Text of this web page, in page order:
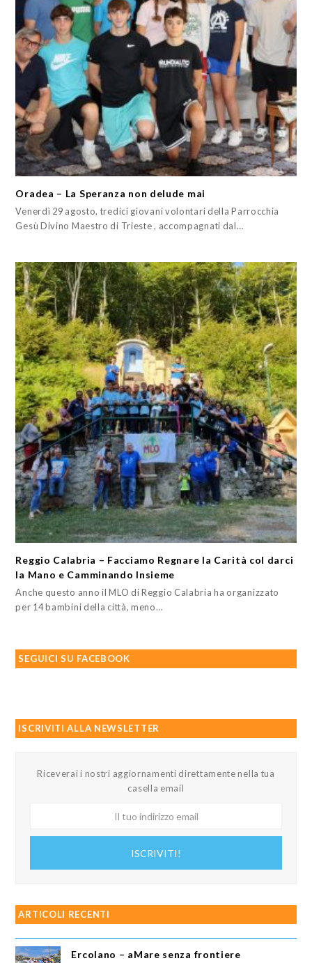
Oradea – La Speranza non delude mai
Venerdì 29 agosto, tredici giovani volontari della Parrocchia
Gesù Divino Maestro di Trieste , accompagnati dal…
Reggio Calabria – Facciamo Regnare la Carità col darci
la Mano e Camminando Insieme
Anche questo anno il MLO di Reggio Calabria ha organizzato
per 14 bambini della città, meno…
SEGUICI SU FACEBOOK
ISCRIVITI ALLA NEWSLETTER
Riceverai i nostri aggiornamenti direttamente nella tua
casella email
ISCRIVITI!
ARTICOLI RECENTI
Ercolano – aMare senza frontiere